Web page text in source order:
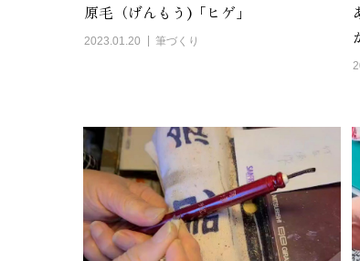
原毛（げんもう)「ヒゲ」
2023.01.20 筆づくり